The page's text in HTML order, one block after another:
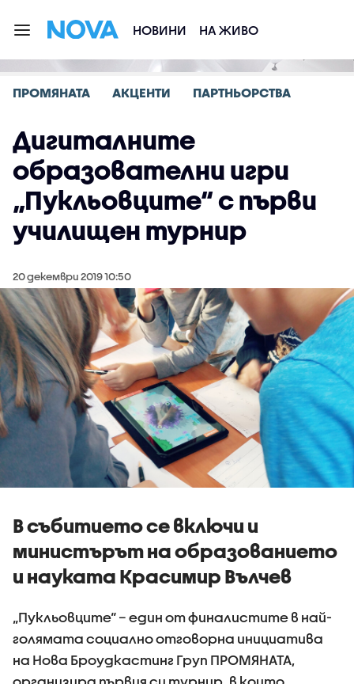
НОВИНИ НА ЖИВО
ПРОМЯНАТА АКЦЕНТИ ПАРТНЬОРСТВА
Дигиталните
образователни игри
„Пукльовците“ с първи
училищен турнир
20 декември 2019 10:50
В събитието се включи и
министърът на образованието
и науката Красимир Вълчев
„Пукльовците“ – един от финалистите в най-
голямата социално отговорна инициатива
на Нова Броудкастинг Груп ПРОМЯНАТА,